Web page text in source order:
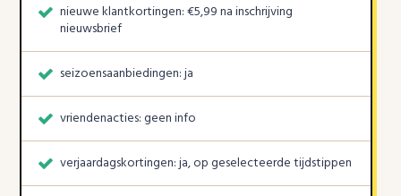
nieuwe klantkortingen: €5,99 na inschrijving
nieuwsbrief
seizoensaanbiedingen: ja
vriendenacties: geen info
verjaardagskortingen: ja, op geselecteerde tijdstippen